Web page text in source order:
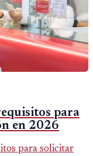
para
en 2026
para solicitar